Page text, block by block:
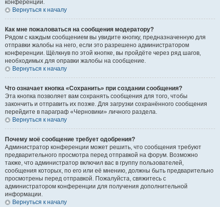
конференции.
Вернуться к началу
Как мне пожаловаться на сообщения модератору?
Рядом с каждым сообщением вы увидите кнопку, предназначенную для
отправки жалобы на него, если это разрешено администратором
конференции. Щёлкнув по этой кнопке, вы пройдёте через ряд шагов,
необходимых для оправки жалобы на сообщение.
Вернуться к началу
Что означает кнопка «Сохранить» при создании сообщения?
Эта кнопка позволяет вам сохранять сообщения для того, чтобы
закончить и отправить их позже. Для загрузки сохранённого сообщения
перейдите в параграф «Черновики» личного раздела.
Вернуться к началу
Почему моё сообщение требует одобрения?
Администратор конференции может решить, что сообщения требуют
предварительного просмотра перед отправкой на форум. Возможно
также, что администратор включил вас в группу пользователей,
сообщения которых, по его или её мнению, должны быть предварительно
просмотрены перед отправкой. Пожалуйста, свяжитесь с
администратором конференции для получения дополнительной
информации.
Вернуться к началу